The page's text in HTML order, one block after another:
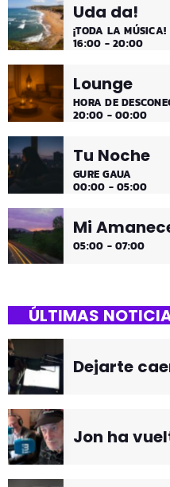
Uda da!
¡TODA LA MÚSICA!
16:00 - 20:00
Lounge
HORA DE
20:00 - 00:00
Tu Noche
GURE GAUA
00:00 - 05:00
Mi
05:00 - 07:00
ÚLTIMAS
Dejarte
Jon ha